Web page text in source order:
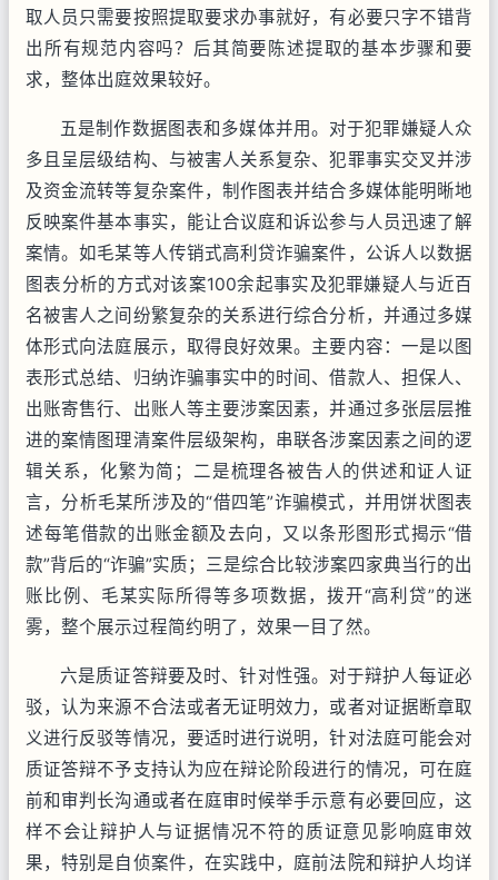
取人员只需要按照提取要求办事就好，有必要只字不错背
出所有规范内容吗？后其简要陈述提取的基本步骤和要
求，整体出庭效果较好。
五是制作数据图表和多媒体并用。对于犯罪嫌疑人众
多且呈层级结构、与被害人关系复杂、犯罪事实交叉并涉
及资金流转等复杂案件，制作图表并结合多媒体能明晰地
反映案件基本事实，能让合议庭和诉讼参与人员迅速了解
案情。如毛某等人传销式高利贷诈骗案件，公诉人以数据
图表分析的方式对该案100余起事实及犯罪嫌疑人与近百
名被害人之间纷繁复杂的关系进行综合分析，并通过多媒
体形式向法庭展示，取得良好效果。主要内容：一是以图
表形式总结、归纳诈骗事实中的时间、借款人、担保人、
出账寄售行、出账人等主要涉案因素，并通过多张层层推
进的案情图理清案件层级架构，串联各涉案因素之间的逻
辑关系，化繁为简；二是梳理各被告人的供述和证人证
言，分析毛某所涉及的“借四笔”诈骗模式，并用饼状图表
述每笔借款的出账金额及去向，又以条形图形式揭示“借
款”背后的“诈骗”实质；三是综合比较涉案四家典当行的出
账比例、毛某实际所得等多项数据，拨开“高利贷”的迷
雾，整个展示过程简约明了，效果一目了然。
六是质证答辩要及时、针对性强。对于辩护人每证必
驳，认为来源不合法或者无证明效力，或者对证据断章取
义进行反驳等情况，要适时进行说明，针对法庭可能会对
质证答辩不予支持认为应在辩论阶段进行的情况，可在庭
前和审判长沟通或者在庭审时候举手示意有必要回应，这
样不会让辩护人与证据情况不符的质证意见影响庭审效
果，特别是自侦案件，在实践中，庭前法院和辩护人均详